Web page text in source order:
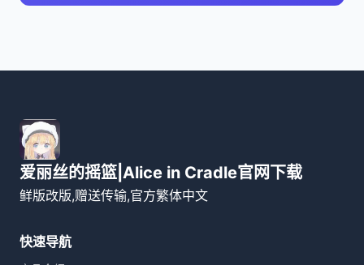
爱丽丝的摇篮|Alice in Cradle官网下载
鲜版改版,赠送传输,官方繁体中文
快速导航